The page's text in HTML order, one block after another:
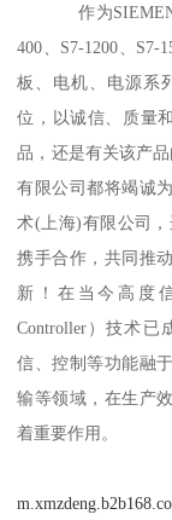
作为SIEMENS西
400、S7-1200、
板、电机、电源系
位，以诚信、质量
品，还是有关该产
有限公司都将竭诚
术(上海)有限公司
携手合作，共同推
新！在当今高度
Controller）技术已
信、控制等功能融
输等领域，在生产
着重要作用。